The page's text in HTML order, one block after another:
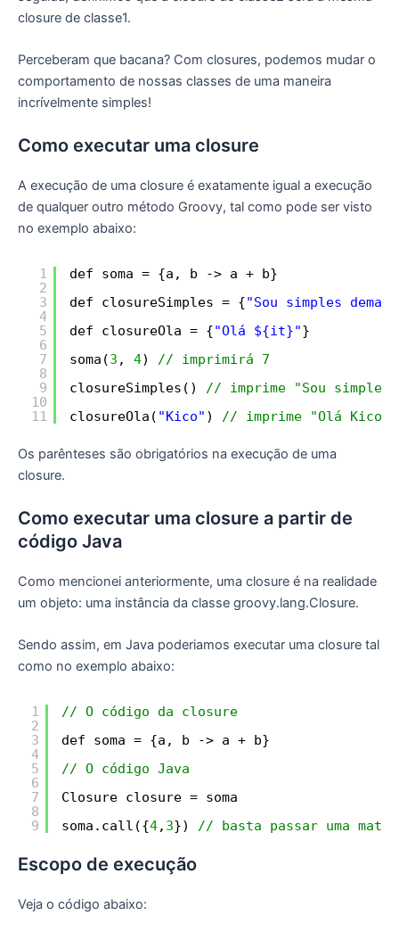
closure de classe1.
Perceberam que bacana? Com closures, podemos mudar o
comportamento de nossas classes de uma maneira
incrívelmente simples!
Como executar uma closure
A execução de uma closure é exatamente igual a execução
de qualquer outro método Groovy, tal como pode ser visto
no exemplo abaixo:
1
2
3
4
5
6
7
8
9
10
11
def soma = {a, b -> a + b}
def closureSimples = {"Sou simples
def closureOla = {"Olá ${it}"}
soma(3 , 4)
// imprimirá 7
closureSimples()
// imprime "Sou simples
closureOla( "Kico" ) // imprime "Olá Kico"
Os parênteses são obrigatórios na execução de uma
closure.
Como executar uma closure a partir de
código Java
Como mencionei anteriormente, uma closure é na realidade
um objeto: uma instância da classe groovy.lang.Closure.
Sendo assim, em Java poderiamos executar uma closure tal
como no exemplo abaixo:
1
2
3
4
5
6
7
8
9
// O código da closure
def soma = {a, b -> a + b}
// O código Java
Closure closure = soma
soma.call({4, 3}) // basta passar uma
Escopo de execução
Veja o código abaixo: